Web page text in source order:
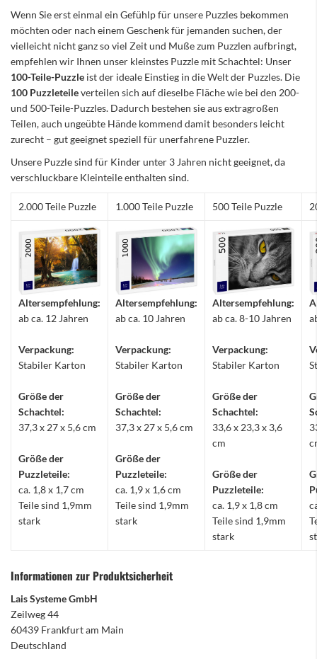
Wenn Sie erst einmal ein Gefühlp für unsere Puzzles bekommen
möchten oder nach einem Geschenk für jemanden suchen, der
vielleicht nicht ganz so viel Zeit und Muße zum Puzzlen aufbringt,
empfehlen wir Ihnen unser kleinstes Puzzle mit Schachtel: Unser
100-Teile-Puzzle ist der ideale Einstieg in die Welt der Puzzles. Die
100 Puzzleteileverteilen sich auf dieselbe Fläche wie bei den 200-
und 500-Teile-Puzzles. Dadurch bestehen sie aus extragroßen
Teilen, auch ungeübte Hände kommend damit besonders leicht
zurecht – gut geeignet speziell für unerfahrene Puzzler.
Unsere Puzzle sind für Kinder unter 3 Jahren nicht geeignet, da
verschluckbare Kleinteile enthalten sind.
2.000 Teile Puzzle 1.000 Teile Puzzle 500 Teile Puzzle
Altersempfehlung:
ab ca. 12 Jahren
Verpackung:
Stabiler Karton
Größe der
Schachtel:
37,3 x 27 x 5,6 cm
Größe der
Puzzleteile:
ca. 1,8 x 1,7 cm
Teile sind 1,9mm
stark
Altersempfehlung:
ab ca. 10 Jahren
Verpackung:
Stabiler Karton
Größe der
Schachtel:
37,3 x 27 x 5,6 cm
Größe der
Puzzleteile:
ca. 1,9 x 1,6 cm
Teile sind 1,9mm
stark
Altersempfehlung:
ab ca. 8-10 Jahren
Verpackung:
Stabiler Karton
Größe der
Schachtel:
33,6 x 23,3 x 3,6
cm
Größe der
Puzzleteile:
ca. 1,9 x 1,8 cm
Teile sind 1,9mm
stark
Informationen zur Produktsicherheit
Lais Systeme GmbH
Zeilweg 44
60439 Frankfurt am Main
Deutschland